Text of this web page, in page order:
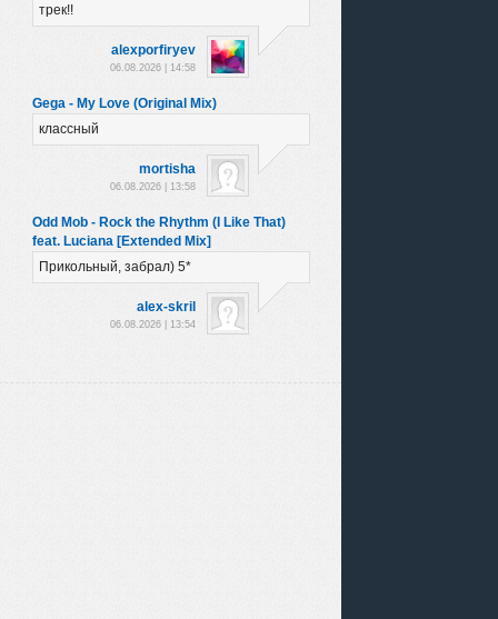
трек!!
alexporfiryev
06.08.2026 | 14:58
Gega - My Love (Original Mix)
классный
mortisha
06.08.2026 | 13:58
Odd Mob - Rock the Rhythm (I Like That)
feat. Luciana [Extended Mix]
Прикольный, забрал) 5*
alex-skril
06.08.2026 | 13:54